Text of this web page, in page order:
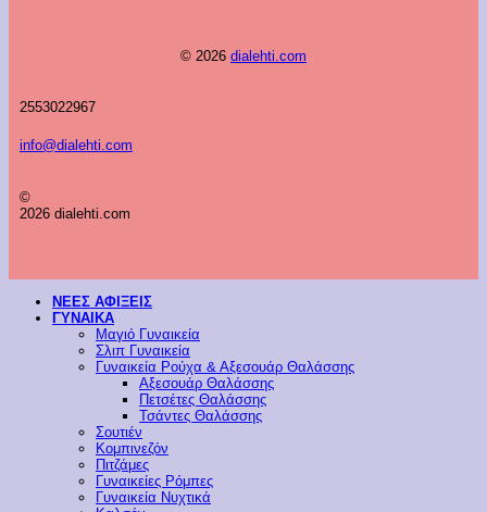
© 2026 dialehti.com
2553022967
info@dialehti.com
©
2026 dialehti.com
ΝΕΕΣ ΑΦΙΞΕΙΣ
ΓΥΝΑΙΚΑ
Μαγιό Γυναικεία
Σλιπ Γυναικεία
Γυναικεία Ρούχα & Αξεσουάρ Θαλάσσης
Αξεσουάρ Θαλάσσης
Πετσέτες Θαλάσσης
Τσάντες Θαλάσσης
Σουτιέν
Κομπινεζόν
Πιτζάμες
Γυναικείες Ρόμπες
Γυναικεία Νυχτικά